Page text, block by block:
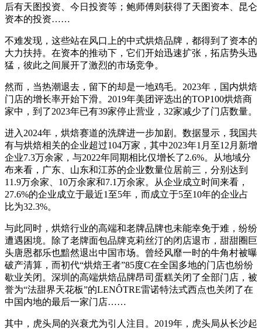
后有天图投资、今日投资等；鲍师傅则获得了天图资本、昆仑
资本的投资……
不难发现，这些站在风口上的中式烘焙品牌，都得到了资本的
大力扶持。在资本的推动下，它们开始迅速扩张，拓店势头迅
猛，彼此之间展开了激烈的市场竞争。
然而，当热潮退去，留下的却是一地鸡毛。2023年，国内烘焙
门店的增长率开始下滑。2019年美团评选出的TOP100烘焙商
家中，到了2023年已有39家停止营业，32家减少了门店数量。
进入2024年，烘焙赛道的洗牌进一步加剧。数据显示，我国共
有与烘焙相关的企业超过104万家，其中2023年1月至12月新增
企业7.3万余家，与2022年同期相比仅增长了2.6%。从地域分
布来看，广东、山东和江苏的企业数量位居前三，分别达到
11.9万余家、10万余家和7.1万余家。从企业成立时间来看，
27.6%的企业成立于最近1至5年，而成立于5至10年的企业占
比为32.3%。
与此同时，烘焙行业的高端和老牌品牌也未能幸免于难，纷纷
遭遇困境。除了老牌面包品牌克莉丝汀的闭店退市，甜甜圈巨
头唐恩都乐也黯然退出中国市场。曾经风靡一时的牛角村被曝
破产清算，而初代“烘焙王者”85度C在全国多地的门店也纷纷
歇业关闭。深圳的高端烘焙品牌昂司蛋糕关闭了全部门店，被
誉为“法甜界天花板”的LENÔTRE雷诺特法式西点也关闭了在
中国内地的最后一家门店……
其中，虎头局的兴衰尤为引人注目。2019年，虎头局从长沙起